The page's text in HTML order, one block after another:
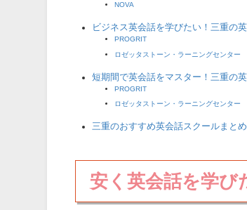
NOVA
ビジネス英会話を学びたい！三重の
PROGRIT
ロゼッタストーン・ラーニングセンター
短期間で英会話をマスター！三重の
PROGRIT
ロゼッタストーン・ラーニングセンター
三重のおすすめ英会話スクールまとめ
安く英会話を学び